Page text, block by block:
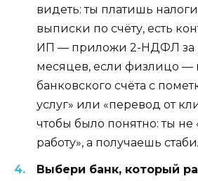
видеть: ты платишь
выписки по счёту, есть
ИП — приложи 2-НДФЛ за
месяцев, если физлицо —
банковского счёта с
услуг» или «перевод от
чтобы было понятно: ты
работу», а получаешь
Выбери банк, который